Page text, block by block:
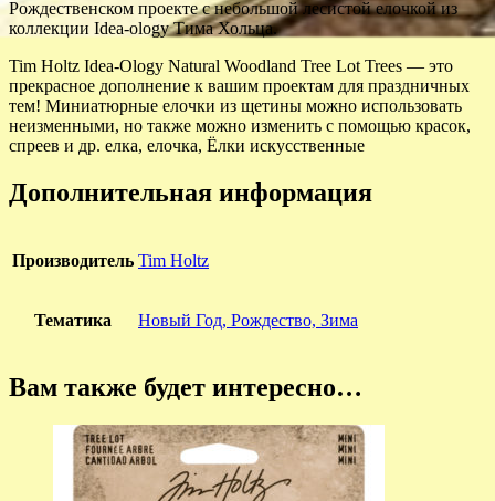
Рождественском проекте с небольшой лесистой елочкой из
коллекции Idea-ology Тима Хольца.
Tim Holtz Idea-Ology Natural Woodland Tree Lot Trees — это
прекрасное дополнение к вашим проектам для праздничных
тем! Миниатюрные елочки из щетины можно использовать
неизменными, но также можно изменить с помощью красок,
спреев и др. елка, елочка, Ёлки искусственные
Дополнительная информация
Производитель Tim Holtz
Тематика Новый Год, Рождество, Зима
Вам также будет интересно…